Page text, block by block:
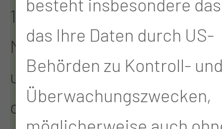
1901 besuchte der
Mediziner Robert Koch
unsere Heilstätte. Auch
der Entdecker des
das Ihre Daten durch US-
Behörden zu Kontroll-
Überwachungszwecken,